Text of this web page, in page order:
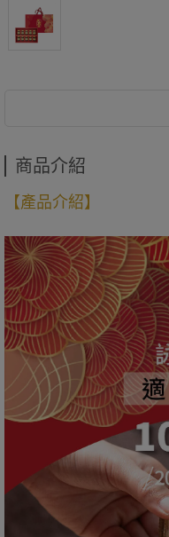
商品介紹
【產品介紹】